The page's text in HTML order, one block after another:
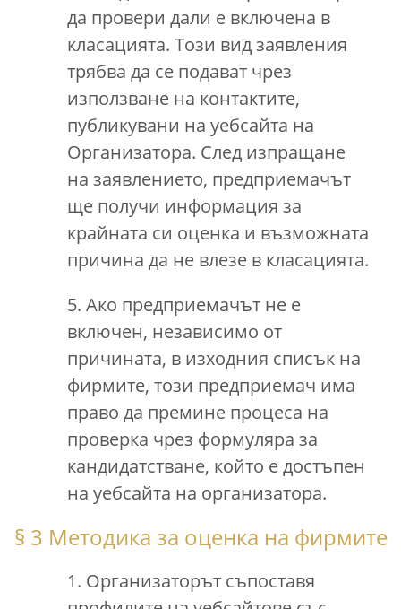
да провери дали е включена в
класацията. Този вид заявления
трябва да се подават чрез
използване на контактите,
публикувани на уебсайта на
Организатора. След изпращане
на заявлението, предприемачът
ще получи информация за
крайната си оценка и възможната
причина да не влезе в класацията.
5. Ако предприемачът не е
включен, независимо от
причината, в изходния списък на
фирмите, този предприемач има
право да премине процеса на
проверка чрез формуляра за
кандидатстване, който е достъпен
на уебсайта на организатора.
§ 3 Методика за оценка на фирмите
1. Организаторът съпоставя